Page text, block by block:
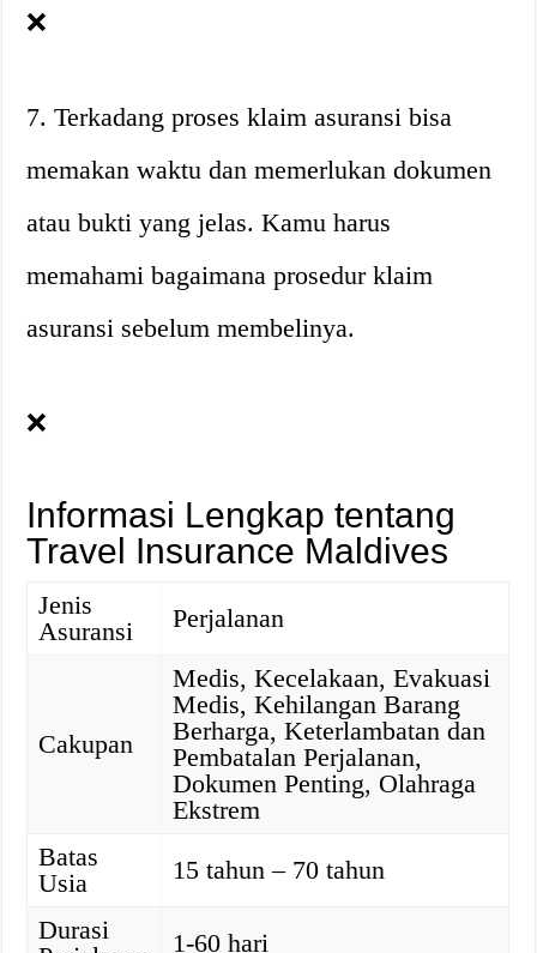
❌
7. Terkadang proses klaim asuransi bisa
memakan waktu dan memerlukan dokumen
atau bukti yang jelas. Kamu harus
memahami bagaimana prosedur klaim
asuransi sebelum membelinya.
❌
Informasi Lengkap tentang
Travel Insurance Maldives
Jenis
Asuransi
Perjalanan
Cakupan
Medis, Kecelakaan, Evakuasi
Medis, Kehilangan Barang
Berharga, Keterlambatan dan
Pembatalan Perjalanan,
Dokumen Penting, Olahraga
Ekstrem
Batas
Usia
15 tahun – 70 tahun
Durasi
1-60 hari